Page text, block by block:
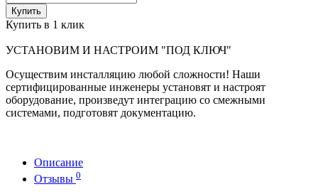
Купить
Купить в 1 клик
УСТАНОВИМ И НАСТРОИМ "ПОД КЛЮЧ"
Осуществим инсталляцию любой сложности! Наши
сертифицированные инженеры установят и настроят
оборудование, произведут интеграцию со смежными
системами, подготовят документацию.
Описание
Отзывы 0